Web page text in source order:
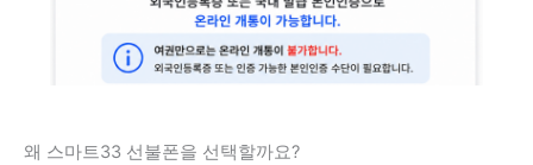
왜 스마트33 선불폰을 선택할까요?